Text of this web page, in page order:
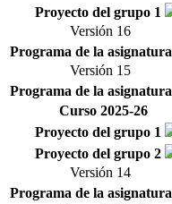
Proyecto del grupo 1
Versión 16
Programa de la asignatura
Versión 15
Programa de la asignatura
Curso 2025-26
Proyecto del grupo 1
Proyecto del grupo 2
Versión 14
Programa de la asignatura